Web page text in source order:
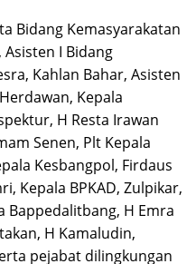
Bidang Kemasyarakatan
I Bidang
Kahlan Bahar, Asisten
Kepala
H Resta Irawan
Senen, Plt Kepala
Kesbangpol, Firdaus
Kepala BPKAD, Zulpikar,
Bappedalitbang, H Emra
H Kamaludin,
pejabat dilingkungan